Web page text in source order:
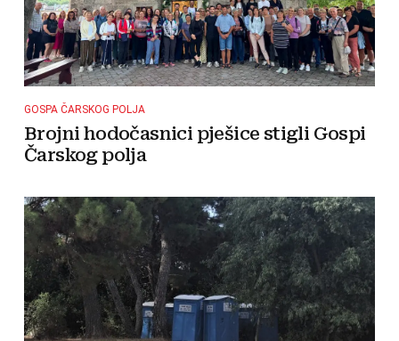
GOSPA ČARSKOG POLJA
Brojni hodočasnici pješice stigli Gospi
Čarskog polja